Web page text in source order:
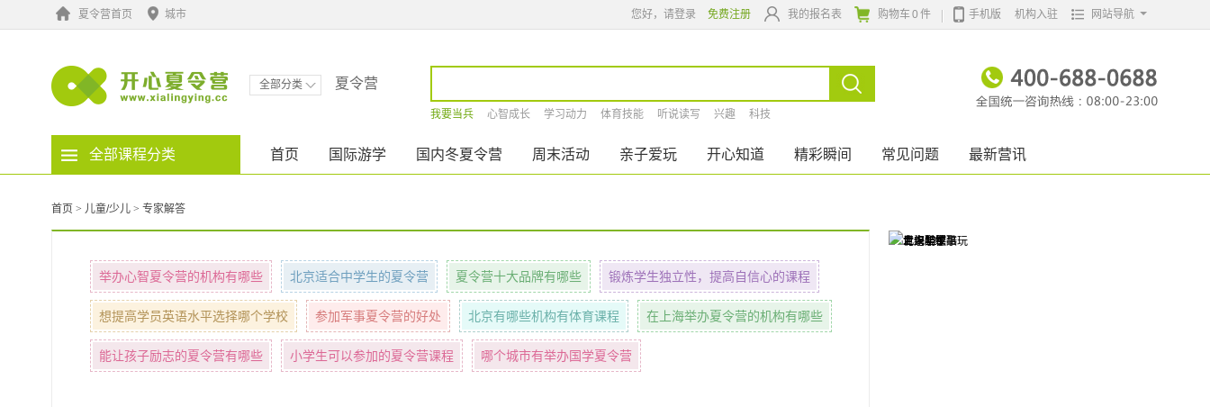
夏令营首页 城市 我的报名表 购物车0 件 手机版 机构入驻 网站导航
您好，请登录 免费注册
夏令营
全部分类
我要当兵 心智成长 学习动力 体育技能 听说读写 兴趣 科技
全部课程分类 首页 国际游学 国内冬夏令营 周末活动 亲子爱玩 开心知道 精彩瞬间 常见问题 最新营讯
首页 > 儿童/少儿 > 专家解答
举办心智夏令营的机构有哪些 北京适合中学生的夏令营 夏令营十大品牌有哪些 锻炼学生独立性，提高自信心的课程
想提高学员英语水平选择哪个学校 参加军事夏令营的好处 北京有哪些机构有体育课程 在上海举办夏令营的机构有哪些
能让孩子励志的夏令营有哪些 小学生可以参加的夏令营课程 哪个城市有举办国学夏令营